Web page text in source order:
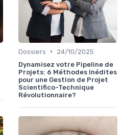
Dossiers •
24/10/2025
Dynamisez votre Pipeline de
Projets: 6 Méthodes Inédites
pour une Gestion de Projet
Scientifico-Technique
Révolutionnaire?